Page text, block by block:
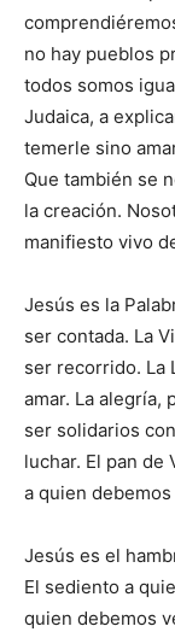
no hay pueblos
todos somos
Judaica, a
temerle sino
Que también se
la creación.
manifiesto vivo
Jesús es la
ser contada. La
ser recorrido. La
amar. La alegría,
ser solidarios
luchar. El pan de
a quien debemos
Jesús es el
El sediento a
quien debemos